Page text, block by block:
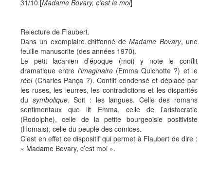
31/10 [Madame Bovary, c’est le moi]
Relecture de Flaubert.
Dans un exemplaire chiffonné deMadame Bovary, une
feuille manuscrite (des années 1970).
Le petit lacanien d’époque (moi) y note le conflit
dramatique entre l’imaginaire(Emma Quichotte ?) et le
réel(Charles Pança ?). Conflit condensé et déplacé par
les ruses, les leurres, les contradictions et les disparités
du symbolique. Soit : les langues. Celle des romans
sentimentaux que lit Emma, celle de l’aristocratie
(Rodolphe), celle de la petite bourgeoisie positiviste
(Homais), celle du peuple des comices.
C’est en effet ce dispositif qui permet à Flaubert de dire :
« Madame Bovary, c’est moi ».